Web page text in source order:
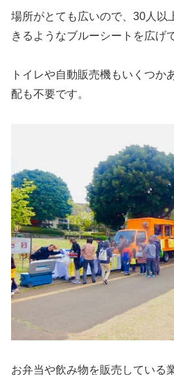
場所がとても広いので、30人以
きるようなブルーシートを広げ
トイレや自動販売機もいくつか
配も不要です。
お弁当や飲み物を販売している